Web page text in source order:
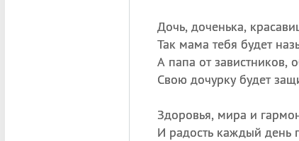
Дочь, доченька,
Так мама тебя будет
А папа от завистников,
Свою дочурку будет
Здоровья, мира и
И радость каждый день